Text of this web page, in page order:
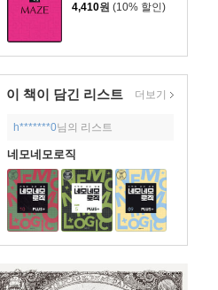
4,410원 (10% 할인)
이 책이 담긴 리스트 더보기
h*******0님의 리스트
네모네모로직